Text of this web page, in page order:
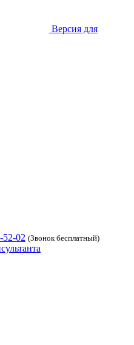
Версия для
52-02 (Звонок бесплатный)